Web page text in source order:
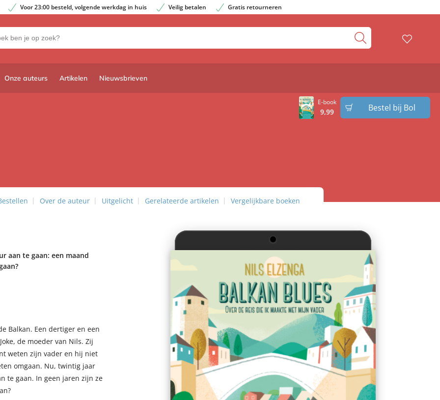
Voor 23:00 besteld, volgende werkdag in huis Veilig betalen Gratis retourneren
Onze auteurs Artikelen Nieuwsbrieven
E-book
9,99 Bestel bij Bol
Over de auteur Uitgelicht Gerelateerde artikelen Vergelijkbare boeken
aan te gaan: een maand
Balkan. Een dertiger en een
de moeder van Nils. Zij
weten zijn vader en hij niet
omgaan. Nu, twintig jaar
te gaan. In geen jaren zijn ze